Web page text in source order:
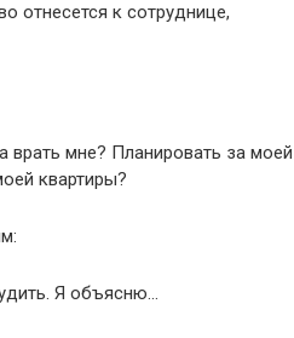
отнесется к сотруднице,
мне? Планировать за моей
квартиры?
Я объясню…